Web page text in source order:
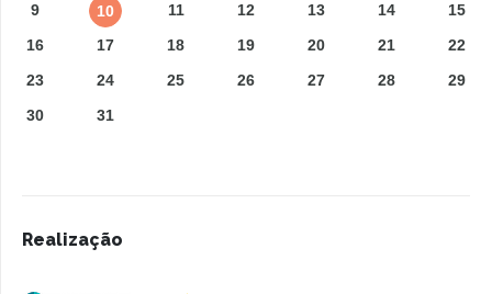
9
10 11 12 13 14
15
16
17 18 19 20 21
22
23
24 25 26 27 28
29
30
31
Realização